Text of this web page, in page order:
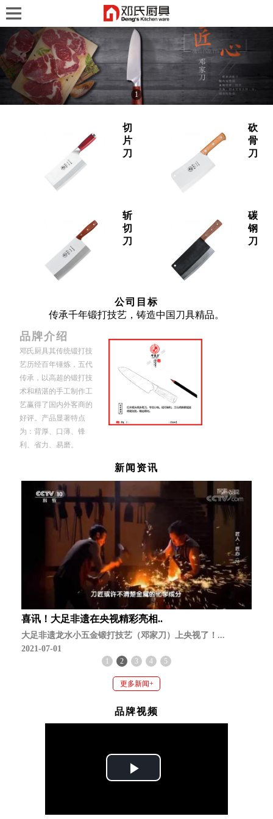
1
切
片
刀
斩
切
刀
砍
骨
刀
碳
钢
刀
公司目标
传承千年锻打技艺，铸造中国刀具精品。
品牌介绍
邓氏厨具其传统锻打技
艺历经百年锤炼，五代
传承，以高超的锻打技
术和精湛的手工制作工
艺赢得了国内外客商的
好评。产品显著特点
为：背厚、口薄、锋
利、省力、易磨。
新闻资讯
喜讯！大足非遗在央视精彩亮相..
大足非遗龙水小五金锻打技艺（邓家刀）上央视了！...
2021-07-01
1 2 3 4 5
更多新闻+
品牌视频
Play